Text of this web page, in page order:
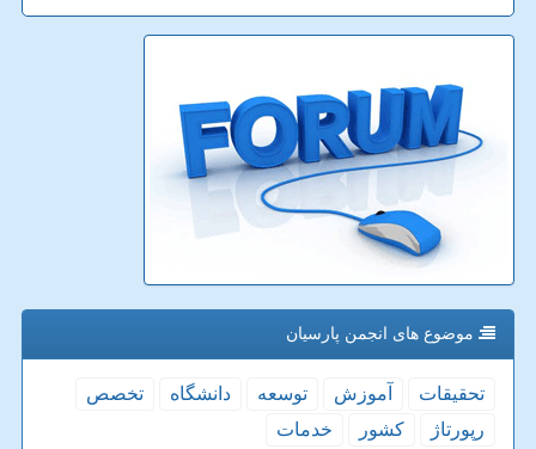
موضوع های انجمن پارسیان
تحقیقات آموزش توسعه دانشگاه
تخصص
رپورتاژ
كشور خدمات